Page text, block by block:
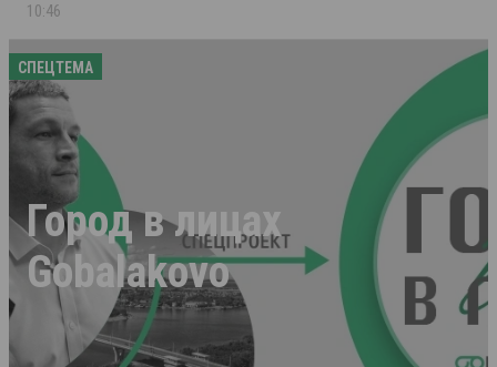
10:46
СПЕЦТЕМА
Город в лицах
Gobalakovo